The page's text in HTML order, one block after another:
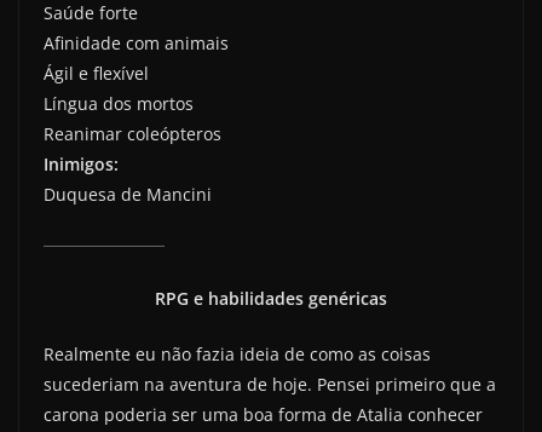
Saúde forte
Afinidade com animais
Ágil e flexível
Língua dos mortos
Reanimar coleópteros
Inimigos:
Duquesa de Mancini
RPG e habilidades genéricas
Realmente eu não fazia ideia de como as coisas
sucederiam na aventura de hoje. Pensei primeiro que a
carona poderia ser uma boa forma de Atalia conhecer